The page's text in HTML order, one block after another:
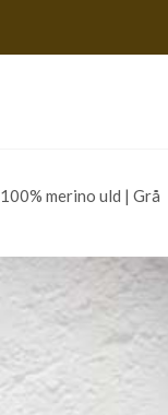
merino uld | Grå